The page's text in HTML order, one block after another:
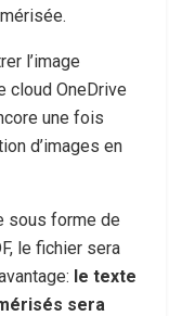
l’image
cloud OneDrive
une fois
d’images en
sous forme de
le fichier sera
le texte
sera